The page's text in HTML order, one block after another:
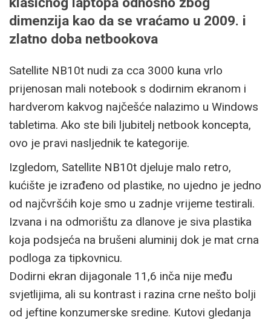
dimenzija kao da se vraćamo u 2009. i
zlatno doba netbookova
Satellite NB10t nudi za cca 3000 kuna vrlo
prijenosan mali notebook s dodirnim ekranom i
hardverom kakvog najčešće nalazimo u Windows
tabletima. Ako ste bili ljubitelj netbook koncepta,
ovo je pravi nasljednik te kategorije.
Izgledom, Satellite NB10t djeluje malo retro,
kućište je izrađeno od plastike, no ujedno je jedno
od najčvršćih koje smo u zadnje vrijeme testirali.
Izvana i na odmorištu za dlanove je siva plastika
koja podsjeća na brušeni aluminij dok je mat crna
podloga za tipkovnicu.
Dodirni ekran dijagonale 11,6 inča nije među
svjetlijima, ali su kontrast i razina crne nešto bolji
od jeftine konzumerske sredine. Kutovi gledanja